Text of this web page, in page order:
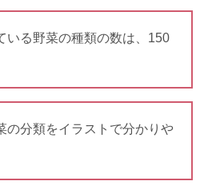
いる野菜の種類の数は、150
の分類をイラストで分かりや